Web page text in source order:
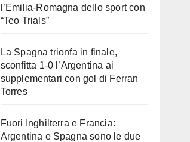
l’Emilia-Romagna dello sport con
“Teo Trials”
La Spagna trionfa in finale,
sconfitta 1-0 l’Argentina ai
supplementari con gol di Ferran
Torres
Fuori Inghilterra e Francia:
Argentina e Spagna sono le due